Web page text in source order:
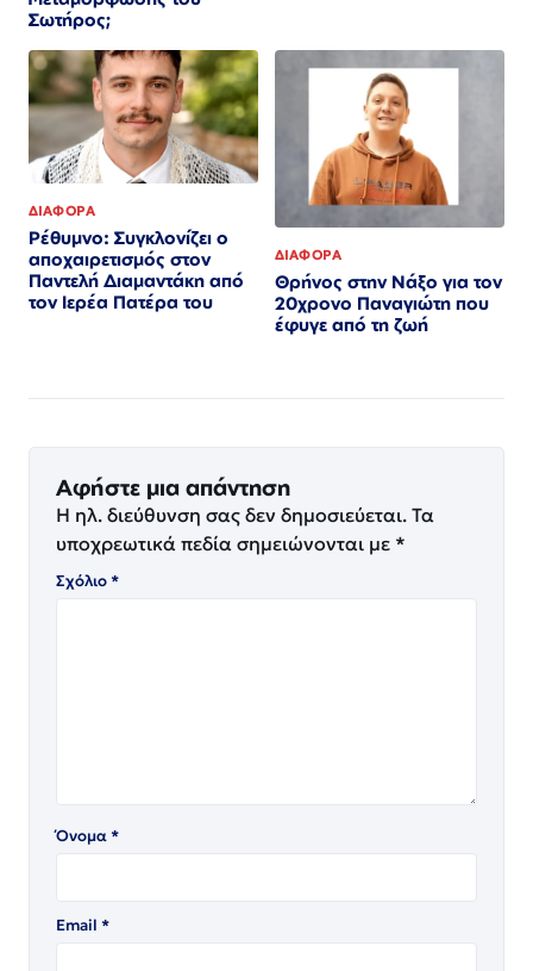
Σωτήρος;
ΔΙΑΦΟΡΑ
Ρέθυμνο: Συγκλονίζει ο
αποχαιρετισμός στον
Παντελή Διαμαντάκη από
τον Ιερέα Πατέρα του
ΔΙΑΦΟΡΑ
Θρήνος στην Νάξο για τον
20χρονο Παναγιώτη που
έφυγε από τη ζωή
Αφήστε μια απάντηση
Η ηλ. διεύθυνση σας δεν δημοσιεύεται. Τα
υποχρεωτικά πεδία σημειώνονται με *
Σχόλιο*
Όνομα*
Email *